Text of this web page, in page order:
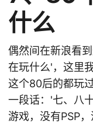
什么
偶然间在新浪看
在玩什么'，这里
这个80后的都玩
一段话：'七、八
游戏，没有PSP